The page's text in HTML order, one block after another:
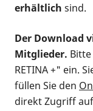
erhältlich sind.
Der Download
Mitglieder.
RETINA +" ein.
füllen Sie den
direkt Zugriff